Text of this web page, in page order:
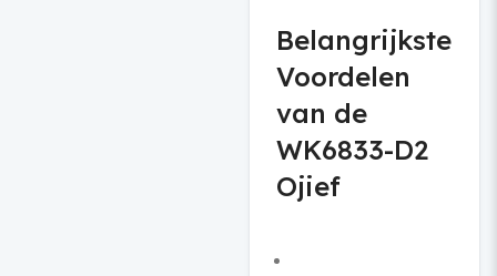
Belangrijkste
Voordelen
van de
WK6833-D2
Ojief